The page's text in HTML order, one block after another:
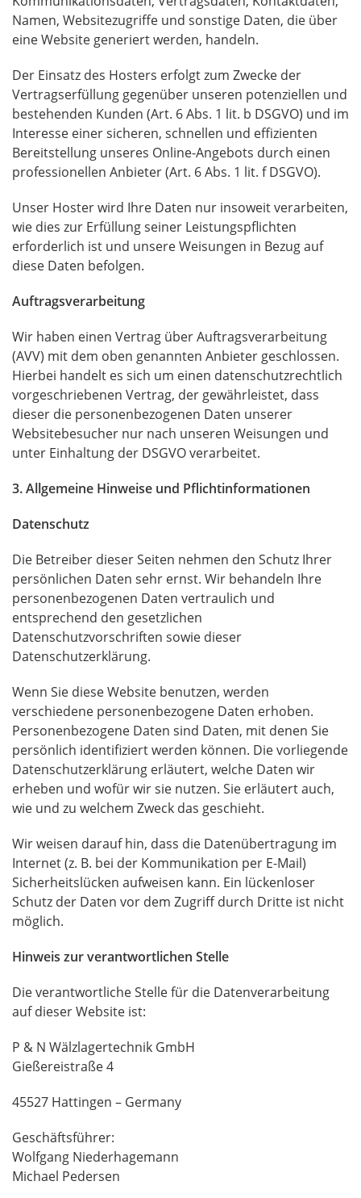
Namen, Websitezugriffe und sonstige Daten, die über
eine Website generiert werden, handeln.
Der Einsatz des Hosters erfolgt zum Zwecke der
Vertragserfüllung gegenüber unseren potenziellen und
bestehenden Kunden (Art. 6 Abs. 1 lit. b DSGVO) und im
Interesse einer sicheren, schnellen und effizienten
Bereitstellung unseres Online-Angebots durch einen
professionellen Anbieter (Art. 6 Abs. 1 lit. fDSGVO).
Unser Hoster wird Ihre Daten nur insoweit verarbeiten,
wie dies zur Erfüllung seiner Leistungspflichten
erforderlich ist und unsere Weisungen in Bezug auf
diese Daten befolgen.
Auftragsverarbeitung
Wir haben einen Vertrag über Auftragsverarbeitung
(AVV) mit dem oben genannten Anbieter geschlossen.
Hierbei handelt es sich um einen datenschutzrechtlich
vorgeschriebenen Vertrag, der gewährleistet, dass
dieser die personenbezogenen Daten unserer
Websitebesucher nur nach unseren Weisungen und
unter Einhaltung der DSGVOverarbeitet.
3. Allgemeine Hinweise und Pflichtinformationen
Datenschutz
Die Betreiber dieser Seiten nehmen den Schutz Ihrer
persönlichen Daten sehr ernst. Wir behandeln Ihre
personenbezogenen Daten vertraulich und
entsprechend den gesetzlichen
Datenschutzvorschriften sowie dieser
Datenschutzerklärung.
Wenn Sie diese Website benutzen, werden
verschiedene personenbezogene Daten erhoben.
Personenbezogene Daten sind Daten, mit denen Sie
persönlich identifiziert werden können. Die vorliegende
Datenschutzerklärung erläutert, welche Daten wir
erheben und wofür wir sie nutzen. Sie erläutert auch,
wie und zu welchem Zweck das geschieht.
Wir weisen darauf hin, dass die Datenübertragung im
Internet (z. B. bei der Kommunikation per E-Mail)
Sicherheitslücken aufweisen kann. Ein lückenloser
Schutz der Daten vor dem Zugriff durch Dritte ist nicht
möglich.
Hinweis zur verantwortlichen Stelle
Die verantwortliche Stelle für die Datenverarbeitung
auf dieser Website ist:
P & N Wälzlagertechnik GmbH
Gießereistraße 4
45527 Hattingen – Germany
Geschäftsführer:
Wolfgang Niederhagemann
Michael Pedersen